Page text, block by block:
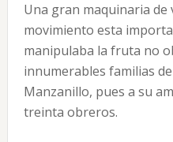
Una gran maquinaria de
movimiento esta
manipulaba la fruta no
innumerables familias
Manzanillo, pues a su
treinta obreros.